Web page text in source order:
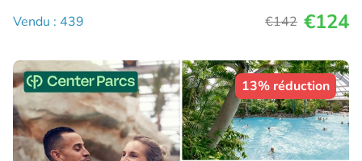
Vendu : 439
€142 €124
13% réduction